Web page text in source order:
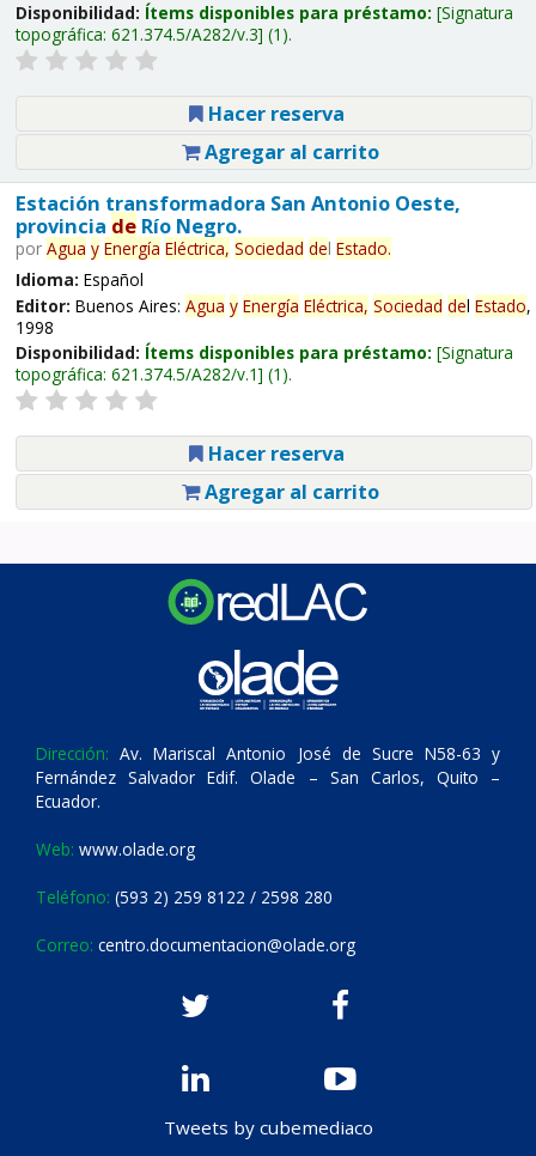
Disponibilidad: Ítems disponibles para préstamo: Signatura
topográfica: 621.374.5/A282/v.3 (1).
Hacer reserva
Agregar al carrito
Estación transformadora San Antonio Oeste,
provincia deRío Negro.
por Agua y Energía Eléctrica, Sociedad del Estado.
Idioma: Español
Editor: Buenos Aires: Agua y Energía Eléctrica, Sociedad del Estado,
1998
Disponibilidad: Ítems disponibles para préstamo: Signatura
topográfica: 621.374.5/A282/v.1 (1).
Hacer reserva
Agregar al carrito
Dirección: Av. Mariscal Antonio José de Sucre N58-63 y
Fernández Salvador Edif. Olade – San Carlos, Quito –
Ecuador.
Web: www.olade.org
Teléfono: (593 2) 259 8122 / 2598 280
Correo: centro.documentacion@olade.org
Tweets by cubemediaco